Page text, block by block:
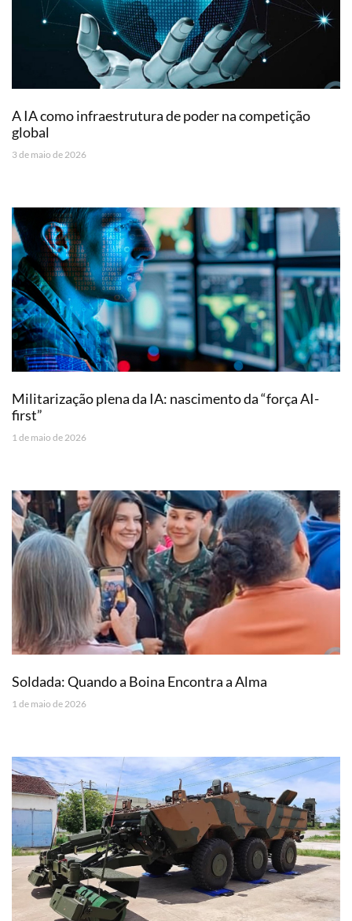
A IA como infraestrutura de poder na competição
global
3 de maio de 2026
Militarização plena da IA: nascimento da “força AI-
first”
1 de maio de 2026
Soldada: Quando a Boina Encontra a Alma
1 de maio de 2026